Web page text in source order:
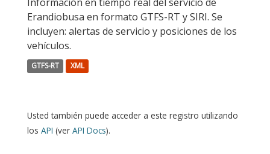
Erandiobusa en formato GTFS-RT y SIRI. Se
incluyen: alertas de servicio y posiciones de los
vehículos.
GTFS-RT XML
Usted también puede acceder a este registro utilizando
los API (ver API Docs).